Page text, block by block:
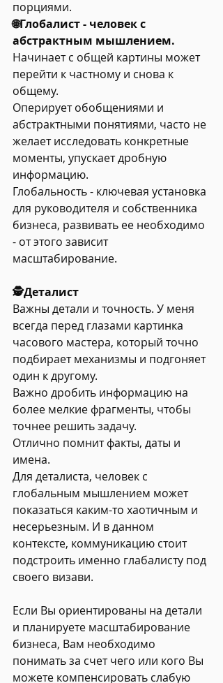
порциями.
🌐Глобалист - человек с
абстрактным мышлением.
Начинает с общей картины может
перейти к частному и снова к
общему.
Оперирует обобщениями и
абстрактными понятиями, часто не
желает исследовать конкретные
моменты, упускает дробную
информацию.
Глобальность - ключевая установка
для руководителя и собственника
бизнеса, развивать ее необходимо
- от этого зависит
масштабирование.
🕵️Деталист
Важны детали и точность. У меня
всегда перед глазами картинка
часового мастера, который точно
подбирает механизмы и подгоняет
один к другому.
Важно дробить информацию на
более мелкие фрагменты, чтобы
точнее решить задачу.
Отлично помнит факты, даты и
имена.
Для деталиста, человек с
глобальным мышлением может
показаться каким-то хаотичным и
несерьезным. И в данном
контексте, коммуникацию стоит
подстроить именно глабалисту под
своего визави.
Если Вы ориентированы на детали
и планируете масштабирование
бизнеса, Вам необходимо
понимать за счет чего или кого Вы
можете компенсировать слабую